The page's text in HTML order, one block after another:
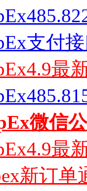
支付
最
微信
最
新订